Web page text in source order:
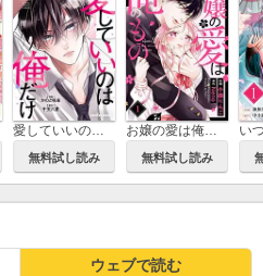
愛していいのは俺だけ～幼なじみからの愛が深すぎる～
無料試し読み
お嬢の愛は俺のもの
無料試し読み
ウェブで読む